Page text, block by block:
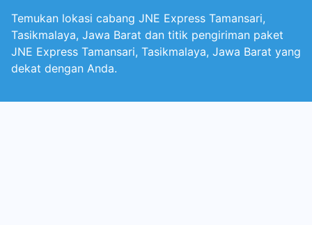
Temukan lokasi cabang JNE Express Tamansari,
Tasikmalaya, Jawa Barat dan titik pengiriman paket
JNE Express Tamansari, Tasikmalaya, Jawa Barat yang
dekat dengan Anda.